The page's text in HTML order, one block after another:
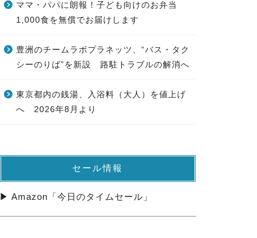
ママ・パパに朗報！子ども向けのお弁当
1,000食を無償でお届けします
豊洲のチームラボプラネッツ、“バス・タク
シーのりば”を新設 路駐トラブルの解消へ
東京都内の銭湯、入浴料（大人）を値上げ
へ 2026年8月より
セール情報
▶ Amazon「今日のタイムセール」